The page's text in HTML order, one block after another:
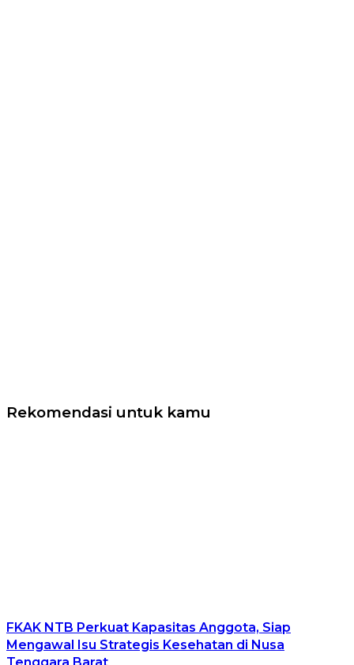
Rekomendasi untuk kamu
FKAK NTB Perkuat Kapasitas Anggota, Siap
Mengawal Isu Strategis Kesehatan di Nusa
Tenggara Barat